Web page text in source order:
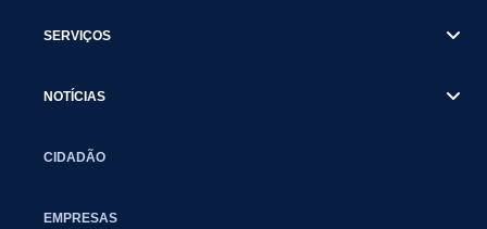
SERVIÇOS
NOTÍCIAS
CIDADÃO
EMPRESAS